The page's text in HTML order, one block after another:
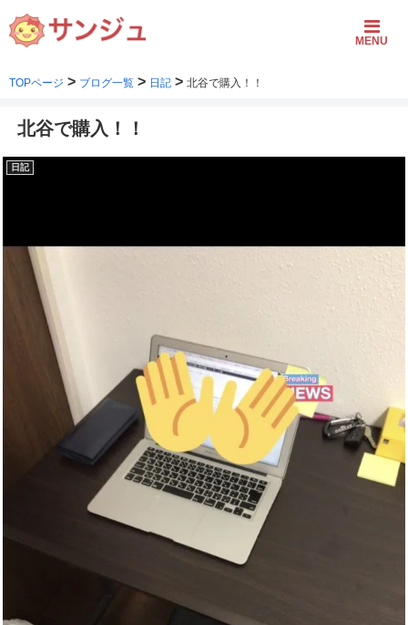
MENU
TOPページ > ブログ一覧 > 日記 > 北谷で購入！！
北谷で購入！！
日記